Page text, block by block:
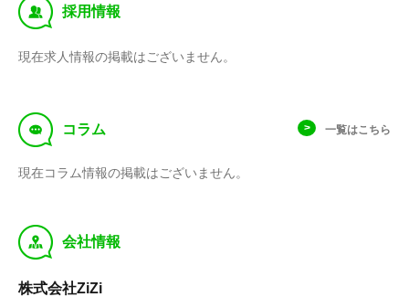
‰ 採用情報
現在求人情報の掲載はございません。
f コラム 一覧はこちら
現在コラム情報の掲載はございません。
y 会社情報
株式会社ZiZi